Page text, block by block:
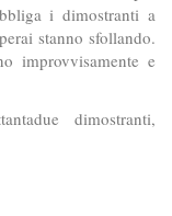
i dimostranti a
stanno sfollando.
improvvisamente e
dimostranti,